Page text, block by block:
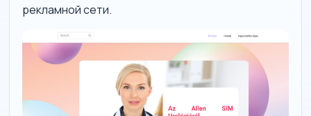
рекламной сети.